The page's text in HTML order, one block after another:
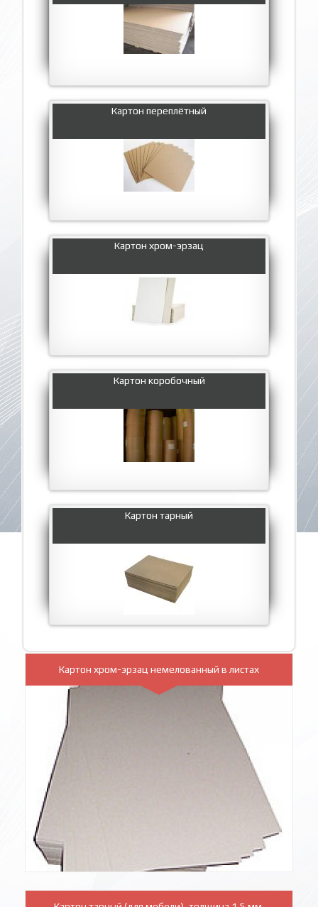
Картон переплётный
Картон хром-эрзац
Картон коробочный
Картон тарный
Картон хром-эрзац немелованный в листах